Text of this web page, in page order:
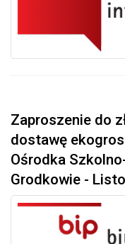
Zaproszenie do
dostawę
Ośrodka
Grodkowie -